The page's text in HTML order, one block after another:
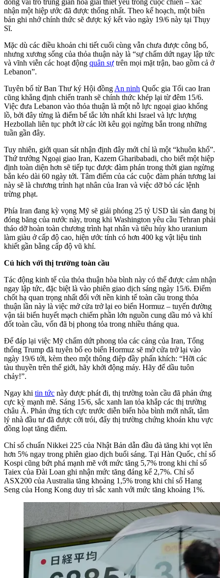
đóng vai trò trung gian hòa giải thiết yếu trong cuộc chiến – xác
nhận một hiệp ước đã được thống nhất. Theo kế hoạch, một biên
bản ghi nhớ chính thức sẽ được ký kết vào ngày 19/6 này tại Thụy
Sĩ.
Mặc dù các điều khoản chi tiết cuối cùng vẫn chưa được công bố,
nhưng xương sống của thỏa thuận này là “sự chấm dứt ngay lập tức
và vĩnh viễn các hoạt động quân sự trên mọi mặt trận, bao gồm cả ở
Lebanon”.
Tuyên bố từ Ban Thư ký Hội đồng An ninh Quốc gia Tối cao Iran
cũng khẳng định chiến tranh sẽ chính thức khép lại từ đêm 15/6.
Việc đưa Lebanon vào thỏa thuận là một nỗ lực ngoại giao khổng
lồ, bởi đây từng là điểm bế tắc lớn nhất khi Israel và lực lượng
Hezbollah liên tục phớt lờ các lời kêu gọi ngừng bắn trong những
tuần gần đây.
Tuy nhiên, giới quan sát nhận định đây mới chỉ là một “khuôn khổ”.
Thứ trưởng Ngoại giao Iran, Kazem Gharibabadi, cho biết một hiệp
định toàn diện hơn sẽ tiếp tục được đàm phán trong thời gian ngừng
bắn kéo dài 60 ngày tới. Tâm điểm của các cuộc đàm phán tương lai
này sẽ là chương trình hạt nhân của Iran và việc dỡ bỏ các lệnh
trừng phạt.
Phía Iran đang kỳ vọng Mỹ sẽ giải phóng 25 tỷ USD tài sản đang bị
đóng băng của nước này, trong khi Washington yêu cầu Tehran phải
tháo dỡ hoàn toàn chương trình hạt nhân và tiêu hủy kho uranium
làm giàu ở cấp độ cao, hiện ước tính có hơn 400 kg vật liệu tinh
khiết gần bằng cấp độ vũ khí.
Cú hích với thị trường toàn cầu
Tác động kinh tế của thỏa thuận hòa bình này có thể được cảm nhận
ngay lập tức, đặc biệt là vào phiên giao dịch sáng ngày 15/6. Điểm
chốt hạ quan trọng nhất đối với nền kinh tế toàn cầu trong thỏa
thuận lần này là việc mở cửa trở lại eo biển Hormuz – tuyến đường
vận tải biển huyết mạch chiếm phần lớn nguồn cung dầu mỏ và khí
đốt toàn cầu, vốn đã bị phong tỏa trong nhiều tháng qua.
Để đáp lại việc Mỹ chấm dứt phong tỏa các cảng của Iran, Tổng
thống Trump đã tuyên bố eo biển Hormuz sẽ mở cửa trở lại vào
ngày 19/6 tới, kèm theo một thông điệp đầy phấn khích: “Hỡi các
tàu thuyền trên thế giới, hãy khởi động máy. Hãy để dầu tuôn
chảy!”.
Ngay khi tin tức này được phát đi, thị trường toàn cầu đã phản ứng
cực kỳ mạnh mẽ. Sáng 15/6, sắc xanh lan tỏa khắp các thị trường
châu Á. Phản ứng tích cực trước diễn biến hòa bình mới nhất, tâm
lý nhà đầu tư đã được cởi trói, đẩy thị trường chứng khoán khu vực
đồng loạt tăng điểm.
Chỉ số chuẩn Nikkei 225 của Nhật Bản dẫn đầu đà tăng khi vọt lên
hơn 5% ngay trong phiên giao dịch buổi sáng. Tại Hàn Quốc, chỉ số
Kospi cũng bứt phá mạnh mẽ với mức tăng 5,7% trong khi chỉ số
Taiex của Đài Loan ghi nhận mức tăng đáng kể 2,7%. Chỉ số
ASX200 của Australia tăng khoảng 1,5% trong khi chỉ số Hang
Seng của Hong Kong duy trì sắc xanh với mức tăng khoảng 1%.